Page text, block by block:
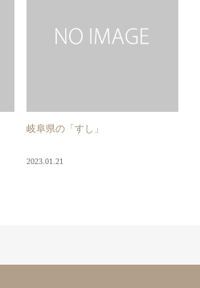
岐阜県の「すし」
2023.01.21